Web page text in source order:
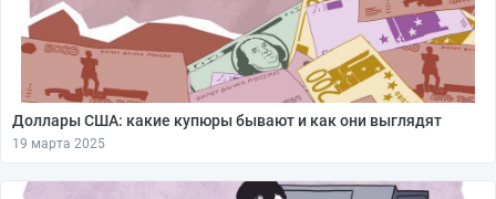
Доллары США: какие купюры бывают и как они выглядят
19 марта 2025